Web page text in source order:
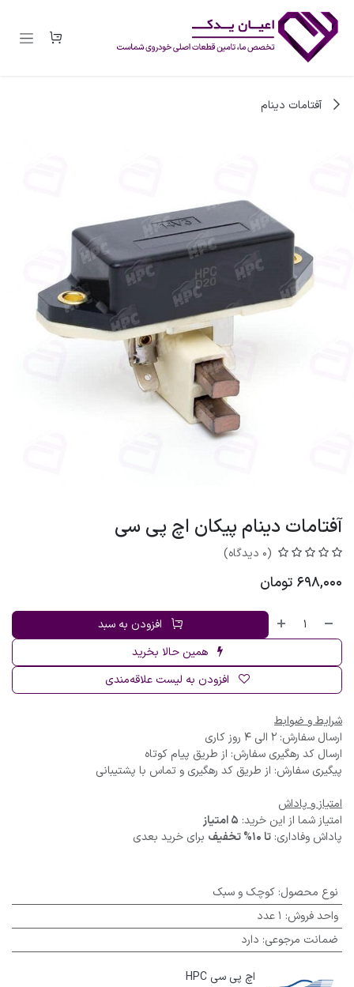
آفتامات دینام
آفتامات دینام پیکان اچ پی سی
(0 دیدگاه)
698,000 تومان
افزودن به سبد
همین حالا بخرید
افزودن به لیست علاقه‌مندی
شرایط و ضوابط
ارسال سفارش: 2 الی 4 روز کاری
ارسال کد رهگیری سفارش: از طریق پیام کوتاه
پیگیری سفارش: از طریق کد رهگیری و تماس با پشتیبانی
امتیاز و پاداش
امتیاز شما از این خرید: 5 امتیاز
پاداش وفاداری: تا 10% تخفیف برای خرید بعدی
نوع محصول: کوچک و سبک
واحد فروش: 1 عدد
ضمانت مرجوعی: دارد
اچ پی سی HPC